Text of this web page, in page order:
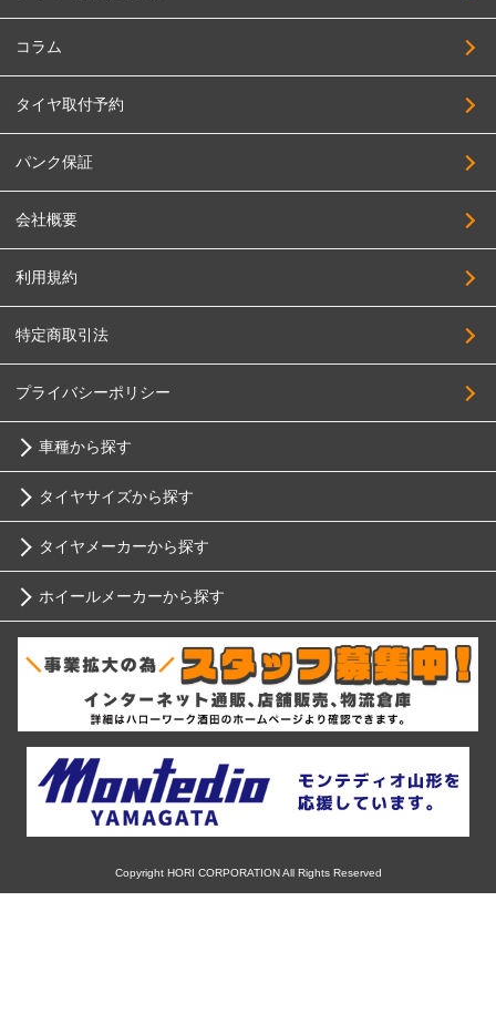
コラム
タイヤ取付予約
パンク保証
会社概要
利用規約
特定商取引法
プライバシーポリシー
車種から探す
トヨタ
ニッサン
スバル
マツダ
ミツビシ
タイヤサイズから探す
10インチ
12インチ
14インチ
15インチ
タイヤメーカーから探す
ブリヂストン
ミシュラン
ヨコハマ
ダンロップ
ホイールメーカーから探す
RIH
Advanti Racing
Copyright HORI CORPORATION All Rights Reserved